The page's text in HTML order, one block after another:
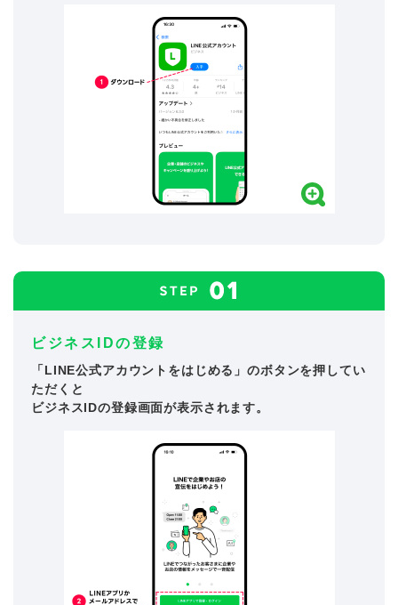
ビジネスIDの登録
「LINE公式アカウントをはじめる」のボタンを押してい
ただくと
ビジネスIDの登録画面が表示されます。